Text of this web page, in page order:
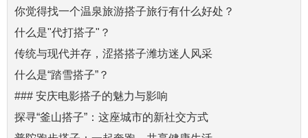
你觉得找一个温泉旅游搭子旅行有什么好处？
什么是"代打搭子"？
传统与现代并存，涩搭搭子潍坊迷人风采
什么是“踏雪搭子”？
### 安庆电影搭子的魅力与影响
探寻“釜山搭子”：这座城市的新社交方式